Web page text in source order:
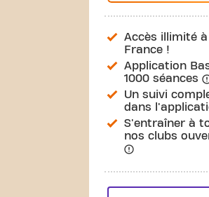
Accès illimité
France !
Application
1000 séances
Un suivi
dans
S'entraîner à
nos clubs